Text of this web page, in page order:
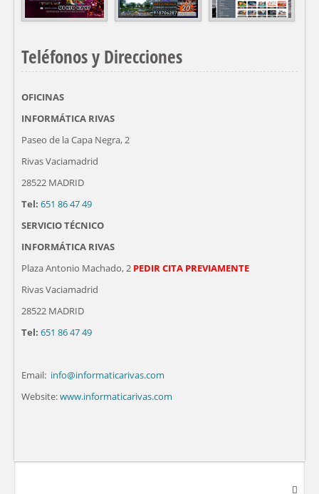
Teléfonos y Direcciones
OFICINAS
INFORMÁTICA RIVAS
Paseo de la Capa Negra, 2
Rivas Vaciamadrid
28522 MADRID
Tel: 651 86 47 49
SERVICIO TÉCNICO
INFORMÁTICA RIVAS
Plaza Antonio Machado, 2 PEDIR CITA PREVIAMENTE
Rivas Vaciamadrid
28522 MADRID
Tel: 651 86 47 49
Email: info@informaticarivas.com
Website:www.informaticarivas.com